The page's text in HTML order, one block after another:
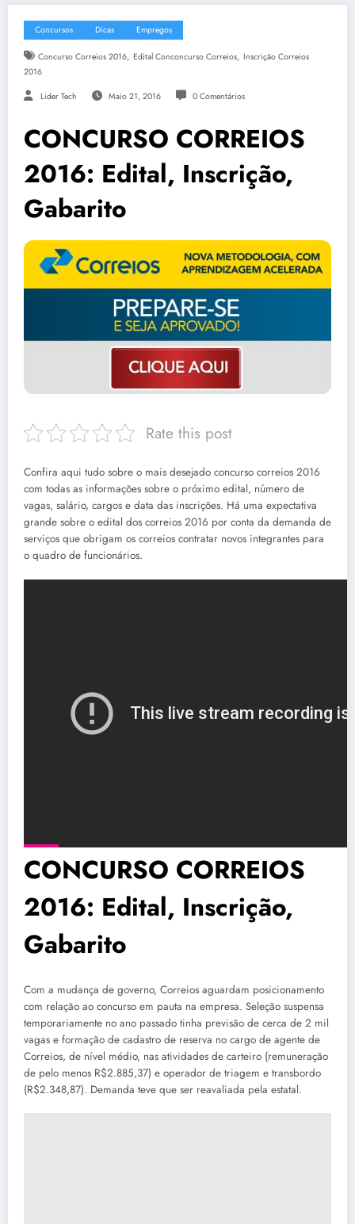
Concursos Dicas Empregos
Concurso Correios 2016, Edital Conconcurso Correios, Inscrição Correios
2016
Lider Tech Maio 21, 2016 0 Comentários
CONCURSO CORREIOS
2016: Edital, Inscrição,
Gabarito
Rate this post
Confira aqui tudo sobre o mais desejado concurso correios 2016
com todas as informações sobre o próximo edital, número de
vagas, salário, cargos e data das inscrições. Há uma expectativa
grande sobre o edital dos correios 2016 por conta da demanda de
serviços que obrigam os correios contratar novos integrantes para
o quadro de funcionários.
CONCURSO CORREIOS
2016: Edital, Inscrição,
Gabarito
Com a mudança de governo, Correios aguardam posicionamento
com relação ao concurso em pauta na empresa. Seleção suspensa
temporariamente no ano passado tinha previsão de cerca de 2 mil
vagas e formação de cadastro de reserva no cargo de agente de
Correios, de nível médio, nas atividades de carteiro (remuneração
de pelo menos R$2.885,37) e operador de triagem e transbordo
(R$2.348,87). Demanda teve que ser reavaliada pela estatal.